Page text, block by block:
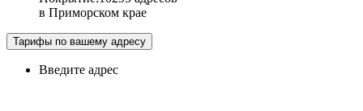
в Приморском крае
Тарифы по вашему адресу
Введите адрес